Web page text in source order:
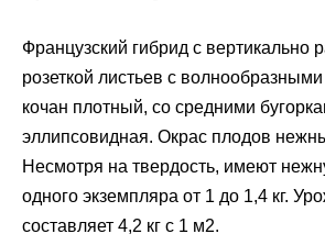
Французский гибрид с вертикально
розеткой листьев с
кочан плотный, со средними
эллипсовидная. Окрас плодов
Несмотря на твердость, имеют
одного экземпляра от 1 до 1,4 кг.
составляет 4,2 кг с 1 м2.